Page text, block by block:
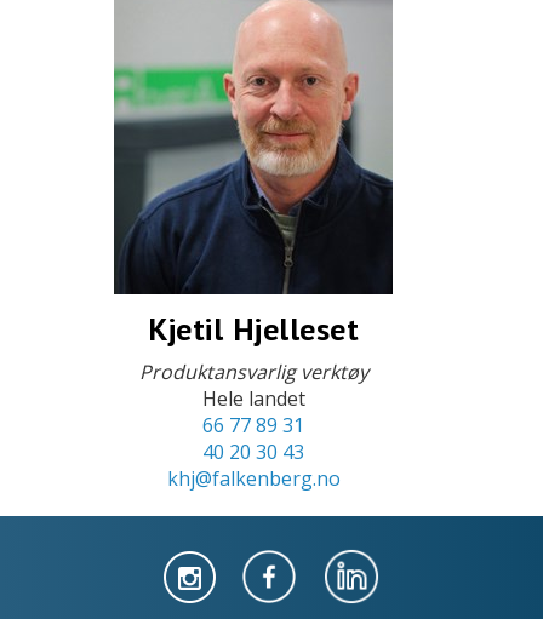
Kjetil Hjelleset
Produktansvarlig verktøy
Hele landet
66 77 89 31
40 20 30 43
khj@falkenberg.no